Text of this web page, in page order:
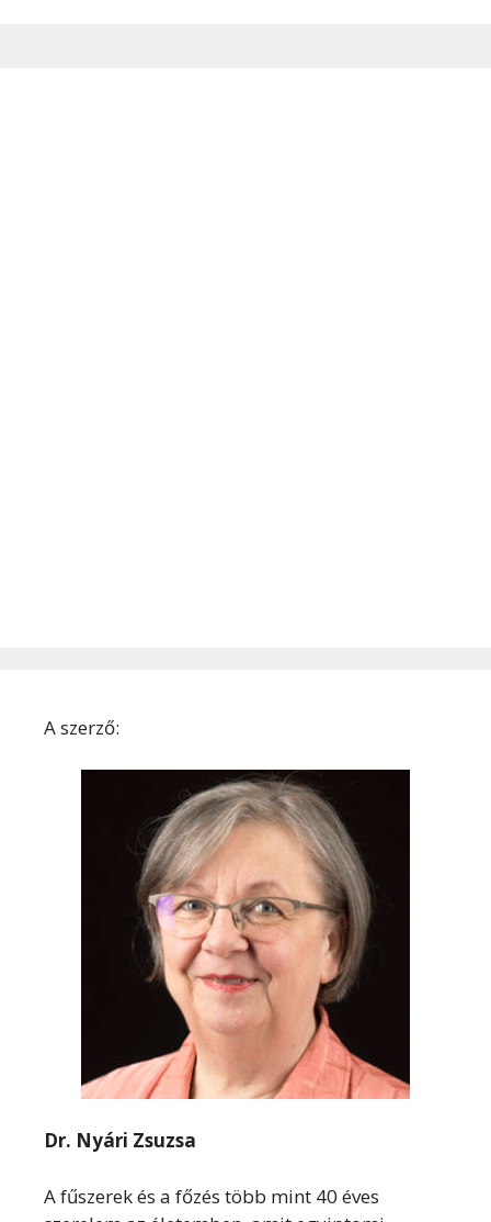
A szerző:
Dr. Nyári Zsuzsa
A fűszerek és a főzés több mint 40 éves